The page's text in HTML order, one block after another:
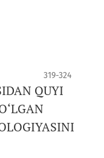
319-324
QUYI